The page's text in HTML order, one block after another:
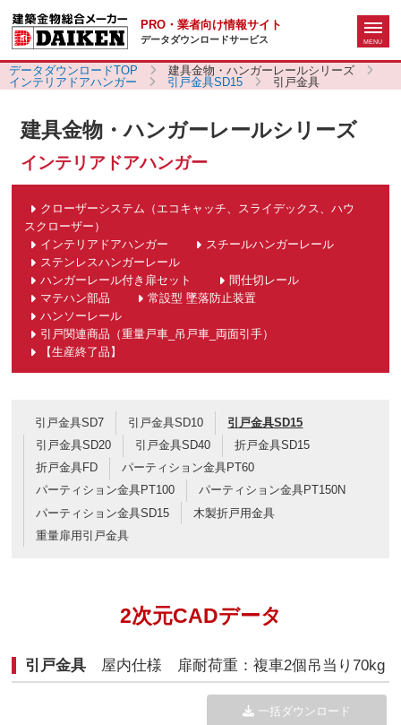
PRO・業者向け情報サイト
データダウンロードサービス
データダウンロードTOP
建具金物・ハンガーレールシリーズ
インテリアドアハンガー
引戸金具SD15 引戸金具
建具金物・ハンガーレールシリーズ
インテリアドアハンガー
クローザーシステム（エコキャッチ、スライデックス、ハウ
スクローザー）
インテリアドアハンガー
スチールハンガーレール
ステンレスハンガーレール
ハンガーレール付き扉セット
間仕切レール
マテハン部品
常設型 墜落防止装置
ハンソーレール
引戸関連商品（重量戸車_吊戸車_両面引手）
【生産終了品】
引戸金具SD7 引戸金具SD10
引戸金具SD15
引戸金具SD20
引戸金具SD40
折戸金具SD15
折戸金具FD
パーティション金具PT60
パーティション金具PT100
パーティション金具PT150N
パーティション金具SD15
木製折戸用金具
重量扉用引戸金具
2次元CADデータ
引戸金具 屋内仕様 扉耐荷重：複車2個吊当り70kg
一括ダウンロード